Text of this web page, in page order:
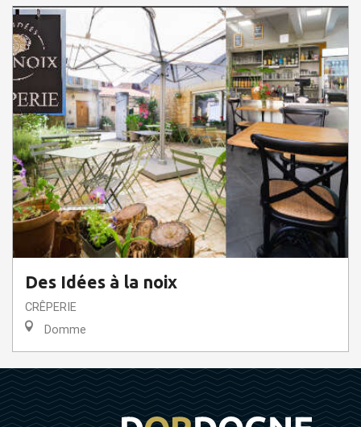
Des Idées à la noix
CRÊPERIE
Domme